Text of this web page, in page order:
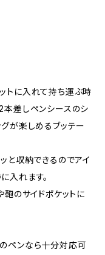
トに入れて持ち運ぶ時
差しペンシースのシ
が楽しめるブッテー
と収納できるのでアイ
入れます。
鞄のサイドポケットに
ペンなら十分対応可